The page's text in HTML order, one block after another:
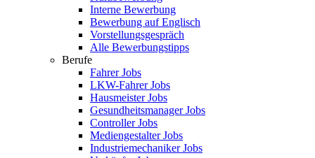
Interne Bewerbung
Bewerbung auf Englisch
Vorstellungsgespräch
Alle Bewerbungstipps
Berufe
Fahrer Jobs
LKW-Fahrer Jobs
Hausmeister Jobs
Gesundheitsmanager Jobs
Controller Jobs
Mediengestalter Jobs
Industriemechaniker Jobs